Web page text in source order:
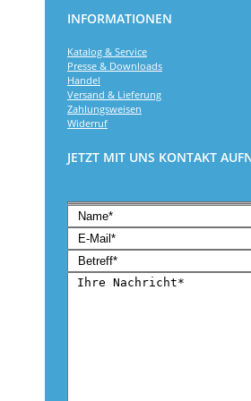
INFORMATIONEN
Katalog & Service
Presse & Downloads
Handel
Versand & Lieferung
Zahlungsweisen
Widerruf
JETZT MIT UNS KONTAKT